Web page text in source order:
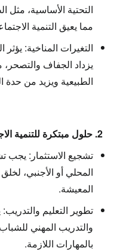
التحتية الأساسية،
مما يعيق التنمية
التغيرات المناخية:
يزداد الجفاف والتصحر،
الطبيعية ويزيد من حدة
2. حلول مبتكرة للتنمية الاجتماعية
تشجيع الاستثمار: يجب
المحلي أو الأجنبي،
المعيشة.
تطوير التعليم
والتدريب المهني
بالمهارات اللازمة.